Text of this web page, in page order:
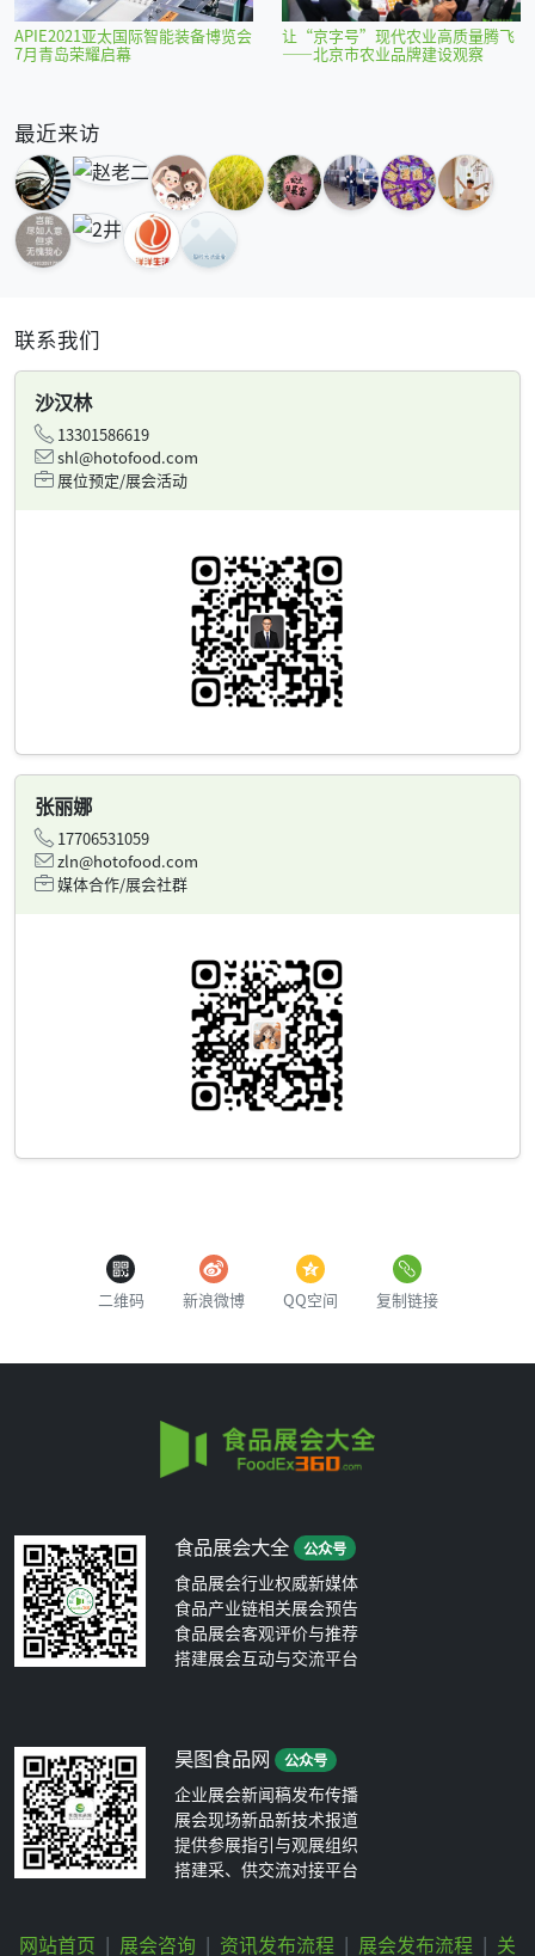
APIE2021亚太国际智能装备博览会
7月青岛荣耀启幕
让“京字号”现代农业高质量腾飞
——北京市农业品牌建设观察
最近来访
联系我们
沙汉林
13301586619
shl@hotofood.com
展位预定/展会活动
张丽娜
17706531059
zln@hotofood.com
媒体合作/展会社群
二维码 新浪微博 QQ空间 复制链接
食品展会大全 公众号
食品展会行业权威新媒体
食品产业链相关展会预告
食品展会客观评价与推荐
搭建展会互动与交流平台
昊图食品网 公众号
企业展会新闻稿发布传播
展会现场新品新技术报道
提供参展指引与观展组织
搭建采、供交流对接平台
网站首页 | 展会咨询 | 资讯发布流程 | 展会发布流程 | 关